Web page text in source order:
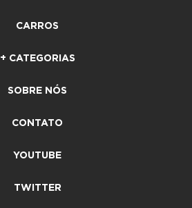
CARROS
+ CATEGORIAS
SOBRE NÓS
CONTATO
YOUTUBE
TWITTER